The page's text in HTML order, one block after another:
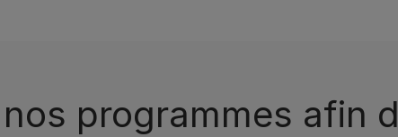
programmes afin